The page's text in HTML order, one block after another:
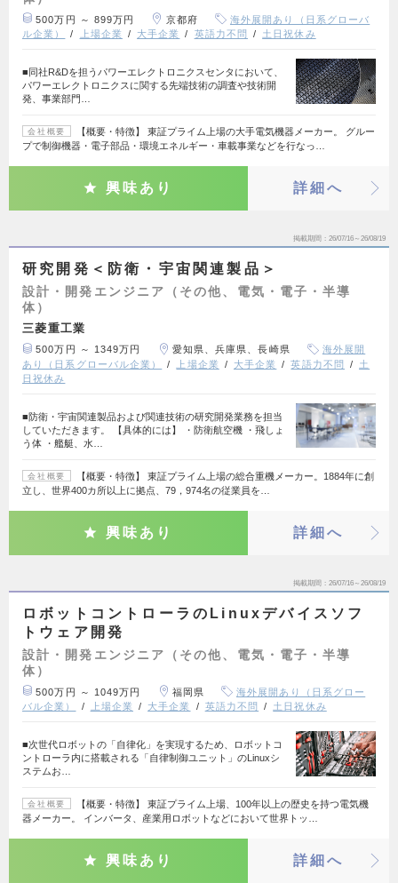
500万円 ～ 899万円 京都府
海外展開あり（日系グローバ
ル企業）
上場企業 大手企業 英語力不問 土日祝休み
■同社R&Dを担うパワーエレクトロニクスセンタにおいて、
パワーエレクトロニクスに関する先端技術の調査や技術開
発、事業部門…
会社概要
【概要・特徴】 東証プライム上場の大手電気機器メーカー。 グルー
プで制御機器・電子部品・環境エネルギー・車載事業などを行なっ…
興味あり 詳細へ
掲載期間 26/07/16～26/08/19
研究開発＜防衛・宇宙関連製品＞
設計・開発エンジニア（その他、電気・電子・半導
体）
三菱重工業
500万円 ～ 1349万円 愛知県、兵庫県、長崎県
海外展開
あり（日系グローバル企業）
上場企業 大手企業 英語力不問
土
日祝休み
■防衛・宇宙関連製品および関連技術の研究開発業務を担当
していただきます。 【具体的には】 ・防衛航空機 ・飛しょ
う体 ・艦艇、水…
会社概要
【概要・特徴】 東証プライム上場の総合重機メーカー。1884年に創
立し、世界400カ所以上に拠点、79，974名の従業員を…
興味あり 詳細へ
掲載期間 26/07/16～26/08/19
ロボットコントローラのLinuxデバイスソフ
トウェア開発
設計・開発エンジニア（その他、電気・電子・半導
体）
500万円 ～ 1049万円 福岡県
海外展開あり（日系グロー
バル企業）
上場企業 大手企業 英語力不問 土日祝休み
■次世代ロボットの「自律化」を実現するため、ロボットコ
ントローラ内に搭載される「自律制御ユニット」のLinuxシ
ステムお…
会社概要
【概要・特徴】 東証プライム上場、100年以上の歴史を持つ電気機
器メーカー。 インバータ、産業用ロボットなどにおいて世界トッ…
興味あり 詳細へ